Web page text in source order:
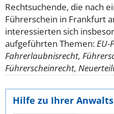
Rechtsuchende, die nach
Führerschein in Frankfurt
interessierten sich
aufgeführten Themen:EU-
Fahrerlaubnisrecht,
Führerscheinrecht,
Hilfe zu Ihrer